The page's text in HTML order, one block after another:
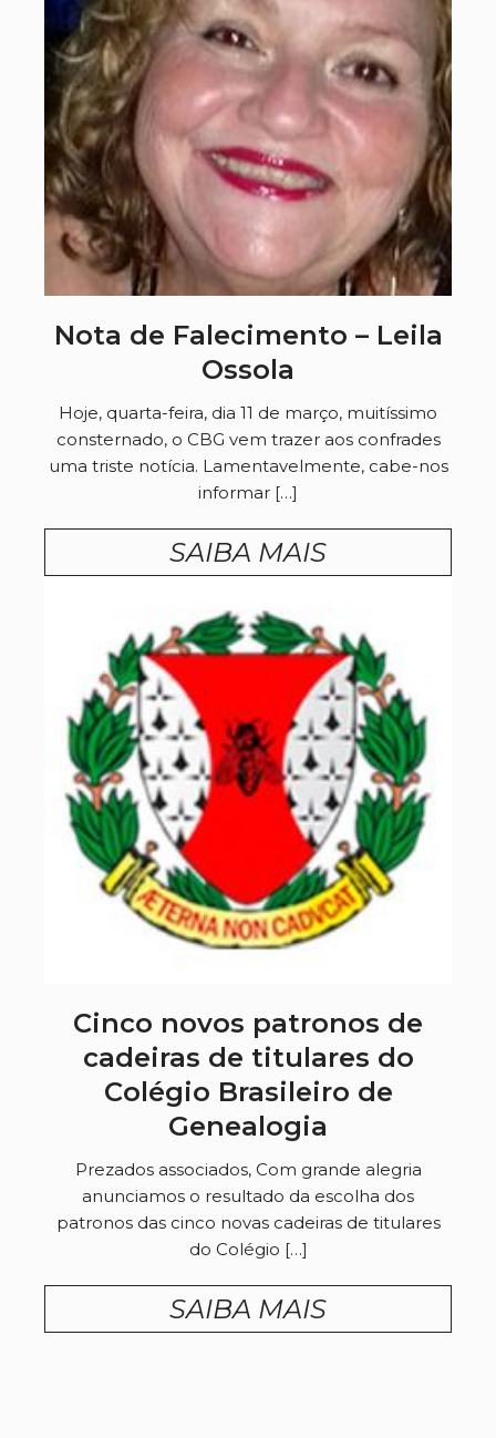
Nota de Falecimento – Leila
Ossola
Hoje, quarta-feira, dia 11 de março, muitíssimo
consternado, o CBG vem trazer aos confrades
uma triste notícia. Lamentavelmente, cabe-nos
informar […]
SAIBA MAIS
Cinco novos patronos de
cadeiras de titulares do
Colégio Brasileiro de
Genealogia
Prezados associados, Com grande alegria
anunciamos o resultado da escolha dos
patronos das cinco novas cadeiras de titulares
do Colégio […]
SAIBA MAIS